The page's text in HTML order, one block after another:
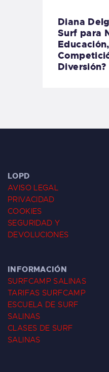
Diana
Surf para
Educación,
Diversión?
LOPD
AVISO LEGAL
PRIVACIDAD
COOKIES
SEGURIDAD Y
DEVOLUCIONES
INFORMACIÓN
SURFCAMP SALINAS
TARIFAS SURFCAMP
ESCUELA DE SURF
SALINAS
CLASES DE SURF
SALINAS